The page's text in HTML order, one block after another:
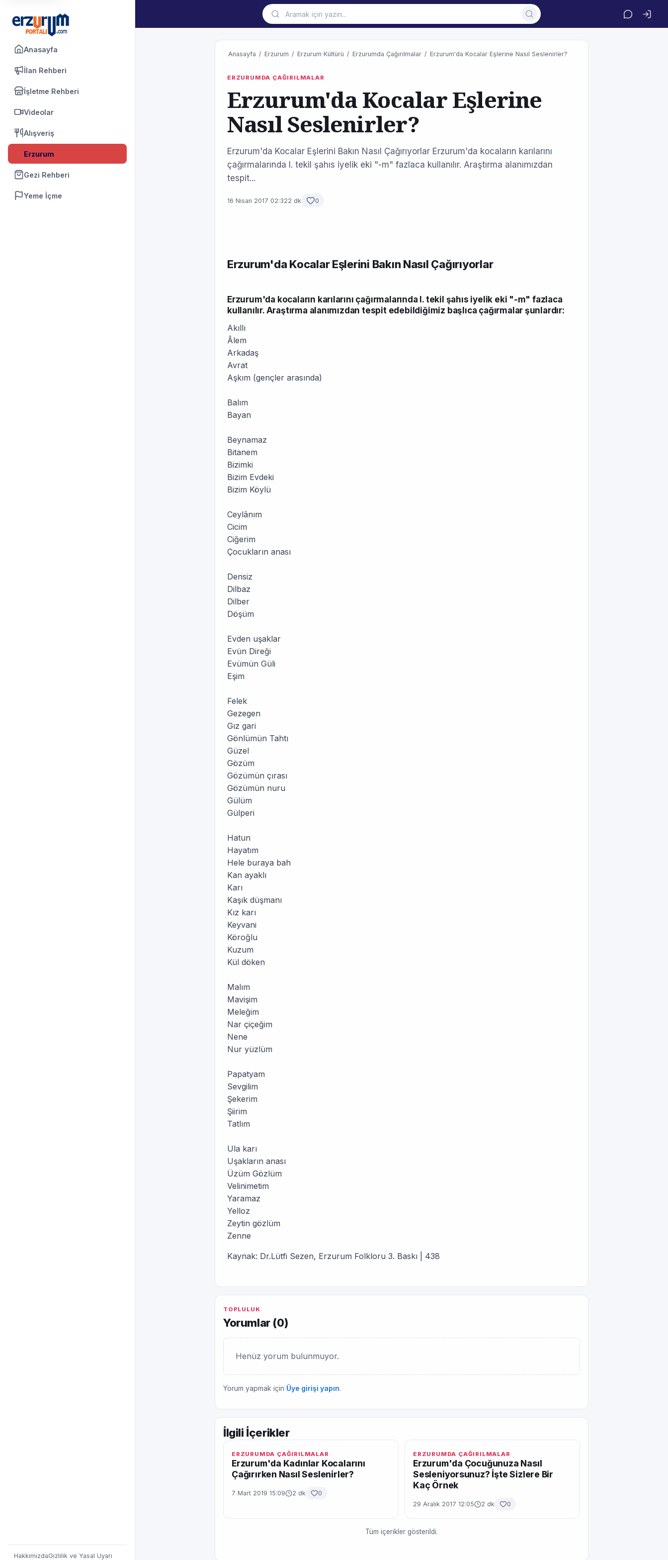
Anasayfa
İlan Rehberi
İşletme Rehberi
Videolar
Alışveriş
Erzurum
Gezi Rehberi
Yeme İçme
HakkımızdaGizlilik ve Yasal Uyarı
Anasayfa / Erzurum / Erzurum Kültürü / Erzurumda Çağırılmalar / Erzurum'da Kocalar Eşlerine Nasıl Seslenirler?
ERZURUMDA ÇAĞIRILMALAR
Erzurum'da Kocalar Eşlerine
Nasıl Seslenirler?
Erzurum'da Kocalar Eşlerini Bakın Nasıl Çağırıyorlar Erzurum'da kocaların karılarını
çağırmalarında I. tekil şahıs iyelik eki "-m" fazlaca kullanılır. Araştırma alanımızdan
tespit...
16 Nisan 2017 02:322 dk 0
Erzurum'da Kocalar Eşlerini Bakın Nasıl Çağırıyorlar
Erzurum'da kocaların karılarını çağırmalarında I. tekil şahıs iyelik eki "-m" fazlaca
kullanılır. Araştırma alanımızdan tespit edebildiğimiz başlıca çağırmalar şunlardır:
Akıllı
Âlem
Arkadaş
Avrat
Aşkım (gençler arasında)
Balım
Bayan
Beynamaz
Bitanem
Bizimki
Bizim Evdeki
Bizim Köylü
Ceylânım
Cicim
Ciğerim
Çocukların anası
Densiz
Dilbaz
Dilber
Döşüm
Evden uşaklar
Evün Direği
Evümün Güli
Eşim
Felek
Gezegen
Gız gari
Gönlümün Tahtı
Güzel
Gözüm
Gözümün çırası
Gözümün nuru
Gülüm
Gülperi
Hatun
Hayatım
Hele buraya bah
Kan ayaklı
Karı
Kaşık düşmanı
Kız karı
Keyvani
Köroğlu
Kuzum
Kül döken
Malım
Mavişim
Meleğim
Nar çiçeğim
Nene
Nur yüzlüm
Papatyam
Sevgilim
Şekerim
Şiirim
Tatlım
Ula karı
Uşakların anası
Üzüm Gözlüm
Velinimetim
Yaramaz
Yelloz
Zeytin gözlüm
Zenne
Kaynak: Dr.Lütfi Sezen, Erzurum Folkloru 3. Baskı | 438
TOPLULUK
Yorumlar (0)
Henüz yorum bulunmuyor.
Yorum yapmak için Üye girişi yapın.
İlgili İçerikler
ERZURUMDA ÇAĞIRILMALAR
Erzurum'da Kadınlar Kocalarını
Çağırırken Nasıl Seslenirler?
7 Mart 2019 15:09 2 dk 0
ERZURUMDA ÇAĞIRILMALAR
Erzurum'da Çocuğunuza Nasıl
Sesleniyorsunuz? İşte Sizlere Bir
Kaç Örnek
29 Aralık 2017 12:05 2 dk 0
Tüm içerikler gösterildi.